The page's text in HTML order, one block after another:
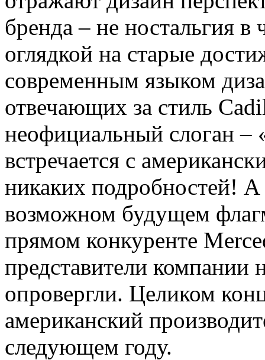
бренда – не ностальгия
оглядкой на старые
современным языком
отвечающих за стиль
неофициальный слоган –
встречается с
никаких подробностей!
возможном будущем
прямом конкуренте
представители компании
опровергли. Целиком
американский
следующем году.